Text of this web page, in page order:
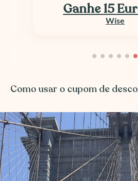
Ganhe 15
Wise
Como usar o cupom de